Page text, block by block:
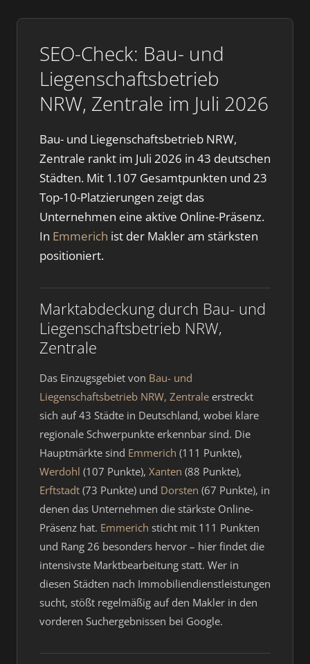
SEO-Check: Bau- und
Liegenschaftsbetrieb
NRW, Zentrale im Juli 2026
Bau- und Liegenschaftsbetrieb NRW,
Zentrale rankt im Juli 2026 in 43 deutschen
Städten. Mit 1.107 Gesamtpunkten und 23
Top-10-Platzierungen zeigt das
Unternehmen eine aktive Online-Präsenz.
In Emmerich ist der Makler am stärksten
positioniert.
Marktabdeckung durch Bau- und
Liegenschaftsbetrieb NRW,
Zentrale
Das Einzugsgebiet von Bau- und
Liegenschaftsbetrieb NRW, Zentrale erstreckt
sich auf 43 Städte in Deutschland, wobei klare
regionale Schwerpunkte erkennbar sind. Die
Hauptmärkte sind Emmerich (111 Punkte),
Werdohl (107 Punkte), Xanten (88 Punkte),
Erftstadt (73 Punkte) und Dorsten (67 Punkte), in
denen das Unternehmen die stärkste Online-
Präsenz hat. Emmerich sticht mit 111 Punkten
und Rang 26 besonders hervor – hier findet die
intensivste Marktbearbeitung statt. Wer in
diesen Städten nach Immobiliendienstleistungen
sucht, stößt regelmäßig auf den Makler in den
vorderen Suchergebnissen bei Google.